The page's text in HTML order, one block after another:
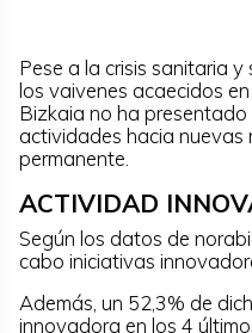
Pese a la crisis sanitaria
los vaivenes acaecidos
Bizkaia no ha presentado
actividades hacia
permanente.
ACTIVIDAD
Según los datos de
cabo iniciativas
Además, un 52,3% de
innovadora en los 4